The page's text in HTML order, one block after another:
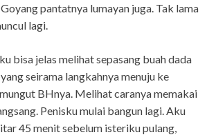
pantatnya lumayan juga. Tak lama
lagi.
bisa jelas melihat sepasang buah dada
seirama langkahnya menuju ke
BHnya. Melihat caranya memakai
Penisku mulai bangun lagi. Aku
45 menit sebelum isteriku pulang,